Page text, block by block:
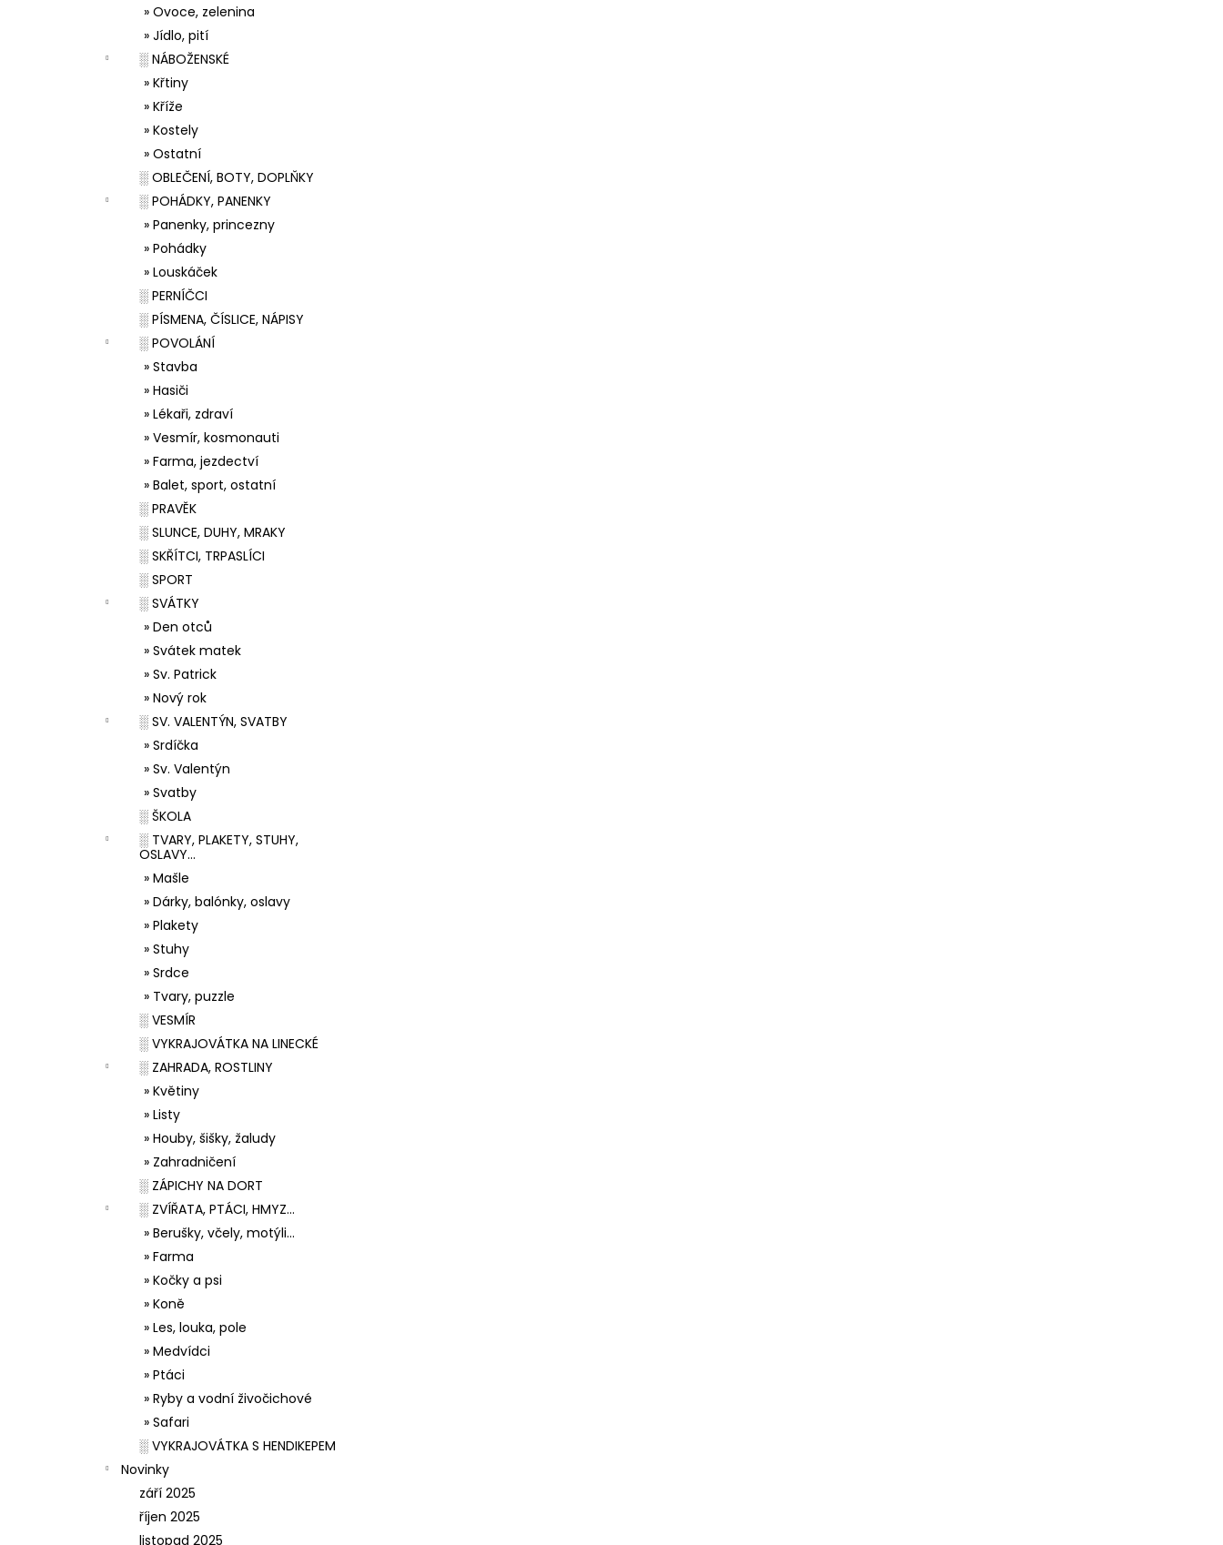
» Ovoce, zelenina
» Jídlo, pití
░ NÁBOŽENSKÉ
» Křtiny
» Kříže
» Kostely
» Ostatní
░ OBLEČENÍ, BOTY, DOPLŇKY
░ POHÁDKY, PANENKY
» Panenky, princezny
» Pohádky
» Louskáček
░ PERNÍČCI
░ PÍSMENA, ČÍSLICE, NÁPISY
░ POVOLÁNÍ
» Stavba
» Hasiči
» Lékaři, zdraví
» Vesmír, kosmonauti
» Farma, jezdectví
» Balet, sport, ostatní
░ PRAVĚK
░ SLUNCE, DUHY, MRAKY
░ SKŘÍTCI, TRPASLÍCI
░ SPORT
░ SVÁTKY
» Den otců
» Svátek matek
» Sv. Patrick
» Nový rok
░ SV. VALENTÝN, SVATBY
» Srdíčka
» Sv. Valentýn
» Svatby
░ ŠKOLA
░ TVARY, PLAKETY, STUHY,
OSLAVY...
» Mašle
» Dárky, balónky, oslavy
» Plakety
» Stuhy
» Srdce
» Tvary, puzzle
░ VESMÍR
░ VYKRAJOVÁTKA NA LINECKÉ
░ ZAHRADA, ROSTLINY
» Květiny
» Listy
» Houby, šišky, žaludy
» Zahradničení
░ ZÁPICHY NA DORT
░ ZVÍŘATA, PTÁCI, HMYZ...
» Berušky, včely, motýli...
» Farma
» Kočky a psi
» Koně
» Les, louka, pole
» Medvídci
» Ptáci
» Ryby a vodní živočichové
» Safari
░ VYKRAJOVÁTKA S HENDIKEPEM
Novinky
září 2025
říjen 2025
listopad 2025